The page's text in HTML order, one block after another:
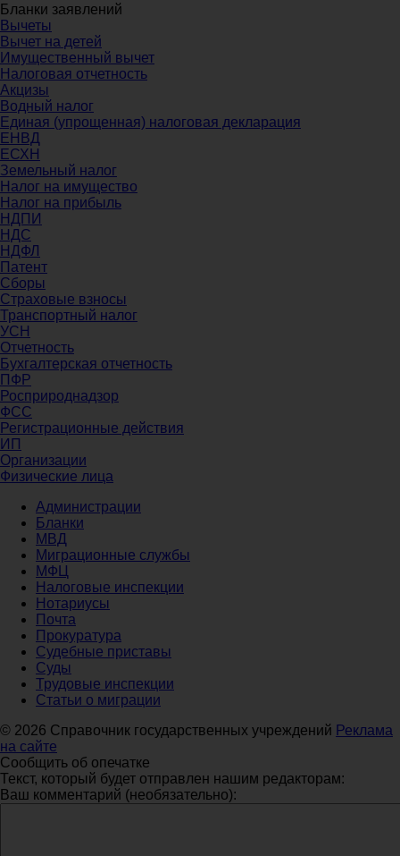
Бланки заявлений
Вычеты
Вычет на детей
Имущественный вычет
Налоговая отчетность
Акцизы
Водный налог
Единая (упрощенная) налоговая декларация
ЕНВД
ЕСХН
Земельный налог
Налог на имущество
Налог на прибыль
НДПИ
НДС
НДФЛ
Патент
Сборы
Страховые взносы
Транспортный налог
УСН
Отчетность
Бухгалтерская отчетность
ПФР
Росприроднадзор
ФСС
Регистрационные действия
ИП
Организации
Физические лица
Администрации
Бланки
МВД
Миграционные службы
МФЦ
Налоговые инспекции
Нотариусы
Почта
Прокуратура
Судебные приставы
Суды
Трудовые инспекции
Статьи о миграции
© 2026 Справочник государственных учреждений Реклама
на сайте
Сообщить об опечатке
Текст, который будет отправлен нашим редакторам:
Ваш комментарий (необязательно):